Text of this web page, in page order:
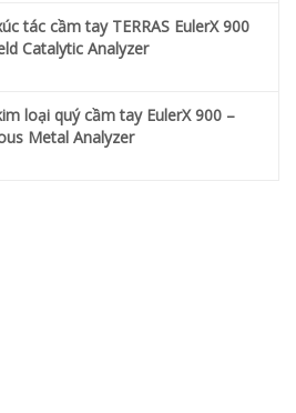
tác cầm tay TERRAS EulerX 900
Catalytic Analyzer
loại quý cầm tay EulerX 900 –
Metal Analyzer